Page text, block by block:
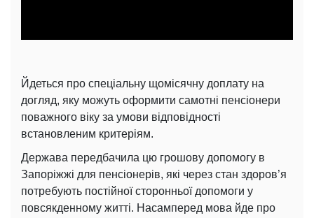
Йдеться про спеціальну щомісячну доплату на
догляд, яку можуть оформити самотні пенсіонери
поважного віку за умови відповідності
встановленим критеріям.
Держава передбачила цю грошову допомогу в
Запоріжжі для пенсіонерів, які через стан здоров’я
потребують постійної сторонньої допомоги у
повсякденному житті. Насамперед мова йде про